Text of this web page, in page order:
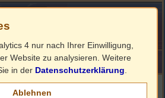
Cover & DVD Infos
4 nur nach Ihrer Einwilligung,
Website zu analysieren. Weitere
in der Datenschutzerklärung
Ablehnen